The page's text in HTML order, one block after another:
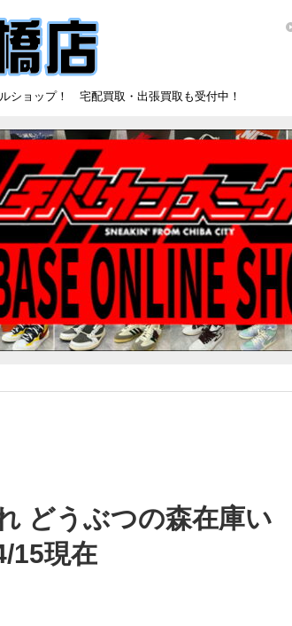
ショップ！ 宅配買取・出張買取も受付中！
どうぶつの森在庫い
15現在